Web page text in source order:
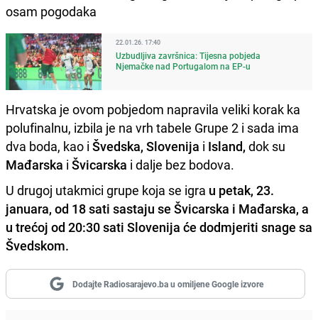
osam pogodaka
22.01.26. 17:40
Uzbudljiva završnica: Tijesna pobjeda
Njemačke nad Portugalom na EP-u
Hrvatska je ovom pobjedom napravila veliki korak ka
polufinalnu, izbila je na vrh tabele Grupe 2 i sada ima
dva boda, kao i Švedska, Slovenija i Island, dok su
Mađarska i Švicarska i dalje bez bodova.
U drugoj utakmici grupe koja se igra u petak, 23.
januara, od 18 sati sastaju se Švicarska i Mađarska, a
u trećoj od 20:30 sati Slovenija će dodmjeriti snage sa
Švedskom.
Dodajte Radiosarajevo.ba u omiljene Google izvore